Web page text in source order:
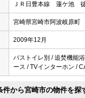
ＪＲ日豊本線 蓮ケ池
宮崎県宮崎市阿波岐原町
2009年12月
バストイレ別 / 追焚機能
ース / TVインターホン /
件から宮崎市の物件を探